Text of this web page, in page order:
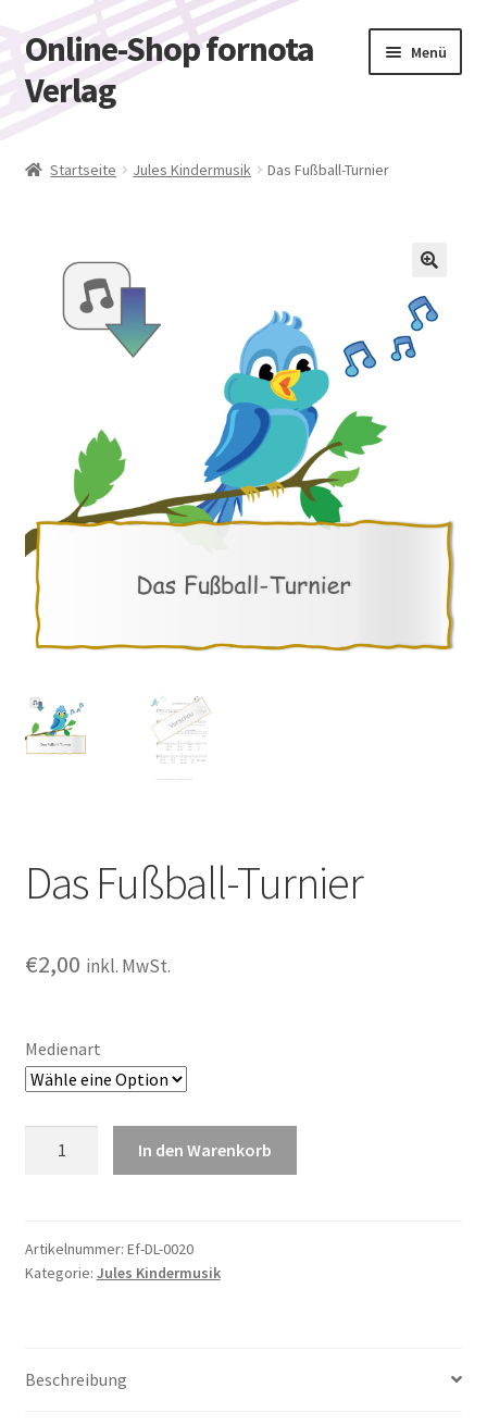
Zur
Navigation
springen
Zum
Inhalt
springen
Online-Shop fornota
Verlag
Menü
Mein Konto
Startseite Jules Kindermusik Das Fußball-Turnier
Das Fußball-Turnier
€2,00 inkl. MwSt.
Medienart
In den Warenkorb
Artikelnummer: Ef-DL-0020
Kategorie: Jules Kindermusik
Beschreibung